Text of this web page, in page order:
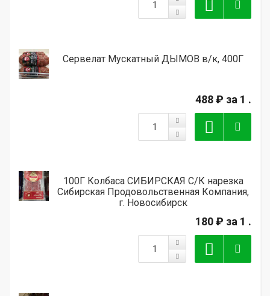
Сервелат Мускатный ДЫМОВ в/к, 400Г
488 ₽ за 1 .
100Г Колбаса СИБИРСКАЯ С/К нарезка
Сибирская Продовольственная Компания,
г. Новосибирск
180 ₽ за 1 .